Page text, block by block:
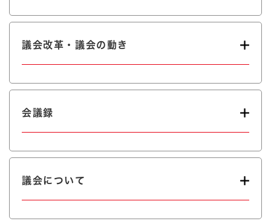
議会改革・議会の動き
会議録
議会について